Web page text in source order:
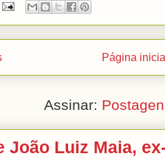
Página
Assinar:
João Luiz Maia,